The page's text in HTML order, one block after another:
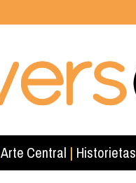
Arte Central | Historietas